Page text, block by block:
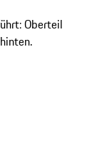
Oberteil